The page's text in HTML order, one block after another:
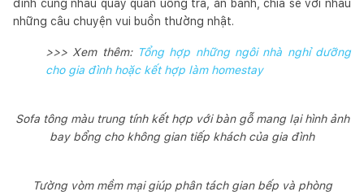
đình cùng nhau quây quần uống trà, ăn bánh, chia sẻ với nhau
những câu chuyện vui buồn thường nhật.
>>> Xem thêm: Tổng hợp những ngôi nhà nghỉ dưỡng
cho gia đình hoặc kết hợp làm homestay
Sofa tông màu trung tính kết hợp với bàn gỗ mang lại hình ảnh
bay bổng cho không gian tiếp khách của gia đình
Tường vòm mềm mại giúp phân tách gian bếp và phòng